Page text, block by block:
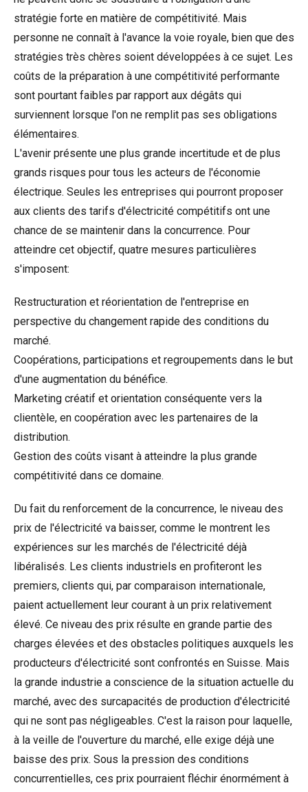
stratégie forte en matière de compétitivité. Mais
personne ne connaît à l'avance la voie royale, bien que des
stratégies très chères soient développées à ce sujet. Les
coûts de la préparation à une compétitivité performante
sont pourtant faibles par rapport aux dégâts qui
surviennent lorsque l'on ne remplit pas ses obligations
élémentaires.
L'avenir présente une plus grande incertitude et de plus
grands risques pour tous les acteurs de l'économie
électrique. Seules les entreprises qui pourront proposer
aux clients des tarifs d'électricité compétitifs ont une
chance de se maintenir dans la concurrence. Pour
atteindre cet objectif, quatre mesures particulières
s'imposent:
Restructuration et réorientation de l'entreprise en
perspective du changement rapide des conditions du
marché.
Coopérations, participations et regroupements dans le but
d'une augmentation du bénéfice.
Marketing créatif et orientation conséquente vers la
clientèle, en coopération avec les partenaires de la
distribution.
Gestion des coûts visant à atteindre la plus grande
compétitivité dans ce domaine.
Du fait du renforcement de la concurrence, le niveau des
prix de l'électricité va baisser, comme le montrent les
expériences sur les marchés de l'électricité déjà
libéralisés. Les clients industriels en profiteront les
premiers, clients qui, par comparaison internationale,
paient actuellement leur courant à un prix relativement
élevé. Ce niveau des prix résulte en grande partie des
charges élevées et des obstacles politiques auxquels les
producteurs d'électricité sont confrontés en Suisse. Mais
la grande industrie a conscience de la situation actuelle du
marché, avec des surcapacités de production d'électricité
qui ne sont pas négligeables. C'est la raison pour laquelle,
à la veille de l'ouverture du marché, elle exige déjà une
baisse des prix. Sous la pression des conditions
concurrentielles, ces prix pourraient fléchir énormément à